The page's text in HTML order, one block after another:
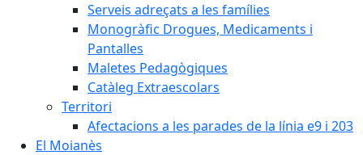
Serveis adreçats a les famílies
Monogràfic Drogues, Medicaments i
Pantalles
Maletes Pedagògiques
Catàleg Extraescolars
Territori
Afectacions a les parades de la línia e9 i 203
El Moianès